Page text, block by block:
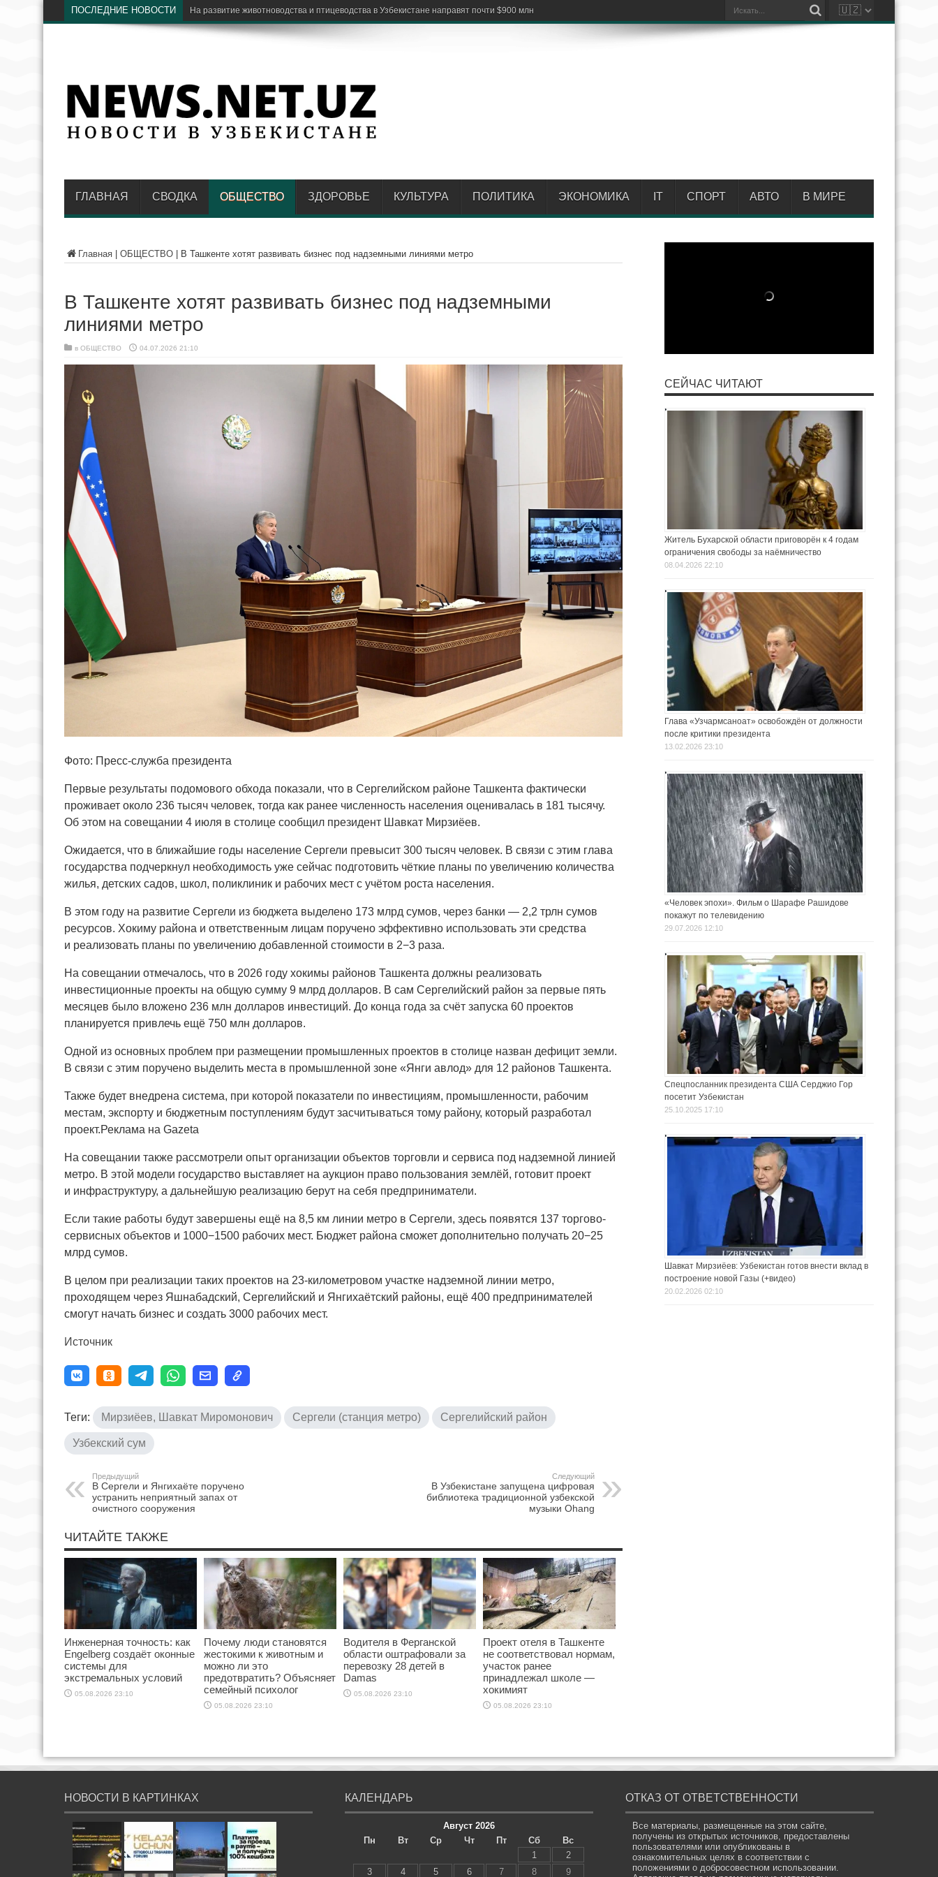
ПОСЛЕДНИЕ НОВОСТИ
ГЛАВНАЯ СВОДКА ОБЩЕСТВО ЗДОРОВЬЕ КУЛЬТУРА ПОЛИТИКА ЭКОНОМИКА IT СПОРТ АВТО В МИРЕ
Главная ОБЩЕСТВО В Ташкенте хотят развивать бизнес под надземными линиями метро
В Ташкенте хотят развивать бизнес под надземными
линиями метро
в ОБЩЕСТВО 04.07.2026 21:10
Фото: Пресс-служба президента
Первые результаты подомового обхода показали, что в Сергелийском районе Ташкента фактически
проживает около 236 тысяч человек, тогда как ранее численность населения оценивалась в 181 тысячу.
Об этом на совещании 4 июля в столице сообщил президент Шавкат Мирзиёев.
Ожидается, что в ближайшие годы население Сергели превысит 300 тысяч человек. В связи с этим глава
государства подчеркнул необходимость уже сейчас подготовить чёткие планы по увеличению количества
жилья, детских садов, школ, поликлиник и рабочих мест с учётом роста населения.
В этом году на развитие Сергели из бюджета выделено 173 млрд сумов, через банки — 2,2 трлн сумов
ресурсов. Хокиму района и ответственным лицам поручено эффективно использовать эти средства
и реализовать планы по увеличению добавленной стоимости в 2−3 раза.
На совещании отмечалось, что в 2026 году хокимы районов Ташкента должны реализовать
инвестиционные проекты на общую сумму 9 млрд долларов. В сам Сергелийский район за первые пять
месяцев было вложено 236 млн долларов инвестиций. До конца года за счёт запуска 60 проектов
планируется привлечь ещё 750 млн долларов.
Одной из основных проблем при размещении промышленных проектов в столице назван дефицит земли.
В связи с этим поручено выделить места в промышленной зоне «Янги авлод» для 12 районов Ташкента.
Также будет внедрена система, при которой показатели по инвестициям, промышленности, рабочим
местам, экспорту и бюджетным поступлениям будут засчитываться тому району, который разработал
проект.Реклама на Gazeta
На совещании также рассмотрели опыт организации объектов торговли и сервиса под надземной линией
метро. В этой модели государство выставляет на аукцион право пользования землёй, готовит проект
и инфраструктуру, а дальнейшую реализацию берут на себя предприниматели.
Если такие работы будут завершены ещё на 8,5 км линии метро в Сергели, здесь появятся 137 торгово-
сервисных объектов и 1000−1500 рабочих мест. Бюджет района сможет дополнительно получать 20−25
млрд сумов.
В целом при реализации таких проектов на 23-километровом участке надземной линии метро,
проходящем через Яшнабадский, Сергелийский и Янгихаётский районы, ещё 400 предпринимателей
смогут начать бизнес и создать 3000 рабочих мест.
Источник
Теги: Мирзиёев, Шавкат Миромонович Сергели (станция метро) Сергелийский район
Узбекский сум
Предыдущий
В Сергели и Янгихаёте поручено
устранить неприятный запах от
очистного сооружения
Следующий
В Узбекистане запущена цифровая
библиотека традиционной узбекской
музыки Ohang
ЧИТАЙТЕ ТАКЖЕ
Инженерная точность: как
Engelberg создаёт оконные
системы для
экстремальных условий
05.08.2026 23:10
Почему люди становятся
жестокими к животным и
можно ли это
предотвратить? Объясняет
семейный психолог
05.08.2026 23:10
Водителя в Ферганской
области оштрафовали за
перевозку 28 детей в
Damas
05.08.2026 23:10
Проект отеля в Ташкенте
не соответствовал нормам,
участок ранее
принадлежал школе —
хокимият
05.08.2026 23:10
СЕЙЧАС ЧИТАЮТ
Житель Бухарской области приговорён к 4 годам
ограничения свободы за наёмничество
08.04.2026 22:10
Глава «Узчармсаноат» освобождён от должности
после критики президента
13.02.2026 23:10
«Человек эпохи». Фильм о Шарафе Рашидове
покажут по телевидению
29.07.2026 12:10
Спецпосланник президента США Серджио Гор
посетит Узбекистан
25.10.2025 17:10
Шавкат Мирзиёев: Узбекистан готов внести вклад в
построение новой Газы (+видео)
20.02.2026 02:10
НОВОСТИ В КАРТИНКАХ КАЛЕНДАРЬ
Август 2026
Пн
Вт Ср Чт Пт Сб
Вс
1
2
3
4 5 6 7 8 9
ОТКАЗ ОТ ОТВЕТСТВЕННОСТИ
Все материалы, размещенные на этом сайте,
получены из открытых источников, предоставлены
пользователями или опубликованы в
ознакомительных целях в соответствии с
положениями о добросовестном использовании.